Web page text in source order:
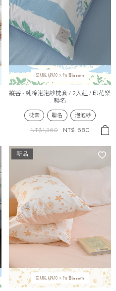
縱谷 - 純棉泡泡紗枕套 / 2入組 / 印花樂
聯名
枕套 聯名 泡泡紗
NT$1,360 NT$ 680
新品